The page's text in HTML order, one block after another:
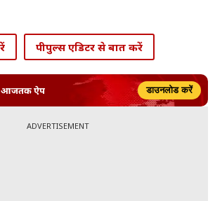
पीपुल्स एडिटर से बात करें
आजतक ऐप डाउनलोड करें
ADVERTISEMENT